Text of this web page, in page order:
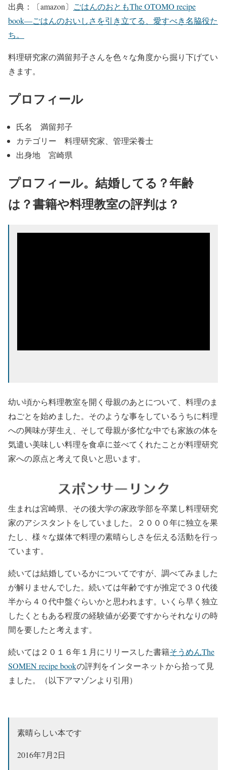
出典：〔amazon〕 ごはんのおともThe OTOMO recipe
book―ごはんのおいしさを引き立てる、愛すべき名脇役た
ち。
料理研究家の満留邦子さんを色々な角度から掘り下げてい
きます。
プロフィール
氏名 満留邦子
カテゴリー 料理研究家、管理栄養士
出身地 宮崎県
プロフィール。結婚してる？年齢
は？書籍や料理教室の評判は？
幼い頃から料理教室を開く母親のあとについて、料理のま
ねごとを始めました。そのような事をしているうちに料理
への興味が芽生え、そして母親が多忙な中でも家族の体を
気遣い美味しい料理を食卓に並べてくれたことが料理研究
家への原点と考えて良いと思います。
生まれは宮崎県、その後大学の家政学部を卒業し料理研究
家のアシスタントをしていました。２０００年に独立を果
たし、様々な媒体で料理の素晴らしさを伝える活動を行っ
ています。
続いては結婚しているかについてですが、調べてみました
が解りませんでした。続いては年齢ですが推定で３０代後
半から４０代中盤ぐらいかと思われます。いくら早く独立
したくともある程度の経験値が必要ですからそれなりの時
間を要したと考えます。
続いては２０１６年１月にリリースした書籍そうめんThe
SOMEN recipe bookの評判をインターネットから拾って見
ました。（以下アマゾンより引用）
素晴らしい本です
2016年7月2日